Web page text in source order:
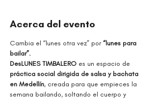
Acerca del evento
Cambia el “lunes otra vez” por “lunes para
bailar”.
DesLUNES TIMBALERO es un espacio de
práctica social dirigida de salsa y bachata
en Medellín, creada para que empieces la
semana bailando, soltando el cuerpo y